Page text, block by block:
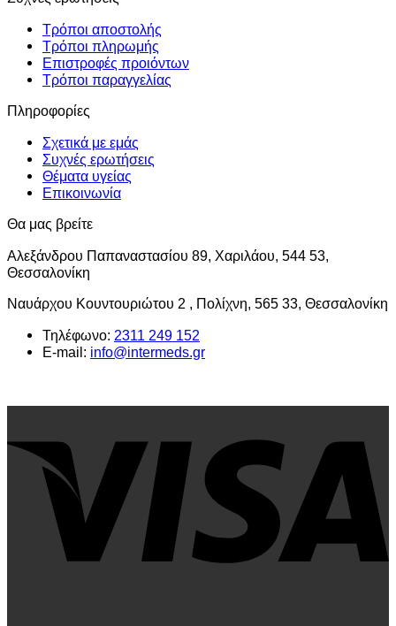
Τρόποι αποστολής
Τρόποι πληρωμής
Επιστροφές προιόντων
Τρόποι παραγγελίας
Πληροφορίες
Σχετικά με εμάς
Συχνές ερωτήσεις
Θέματα υγείας
Επικοινωνία
Θα μας βρείτε
Αλεξάνδρου Παπαναστασίου 89, Χαριλάου, 544 53,
Θεσσαλονίκη
Ναυάρχου Κουντουριώτου 2 , Πολίχνη, 565 33, Θεσσαλονίκη
Τηλέφωνο: 2311 249 152
E-mail: info@intermeds.gr